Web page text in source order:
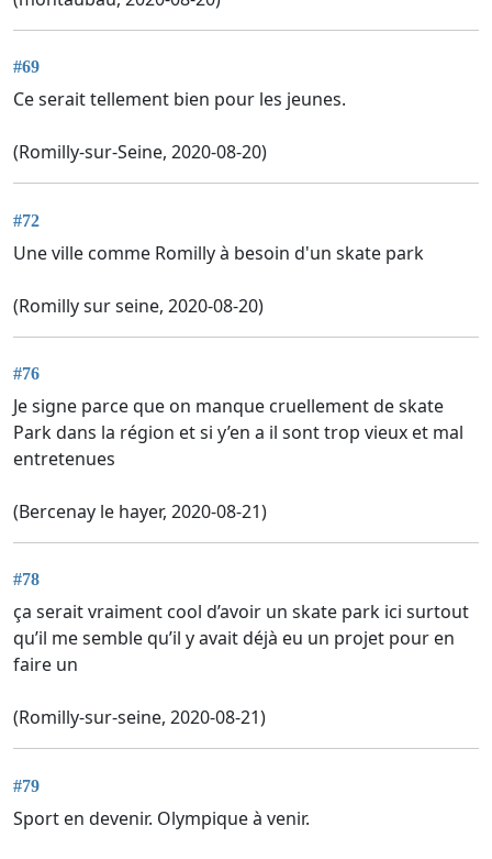
#69
Ce serait tellement bien pour les jeunes.
(Romilly-sur-Seine, 2020-08-20)
#72
Une ville comme Romilly à besoin d'un skate park
(Romilly sur seine, 2020-08-20)
#76
Je signe parce que on manque cruellement de skate
Park dans la région et si y’en a il sont trop vieux et mal
entretenues
(Bercenay le hayer, 2020-08-21)
#78
ça serait vraiment cool d’avoir un skate park ici surtout
qu’il me semble qu’il y avait déjà eu un projet pour en
faire un
(Romilly-sur-seine, 2020-08-21)
#79
Sport en devenir. Olympique à venir.